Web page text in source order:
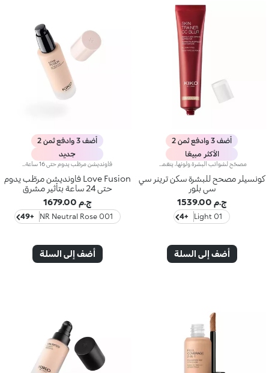
أضف 3 وادفع ثمن 2
الأكثر مبيعًا
كونسيلر مصحح للبشرة سكن ترينر سي
سي بلور
ج.م 1539.00
01 Light
+4
أضف إلى السلة
أضف 3 وادفع ثمن 2
جديد
Love Fusion فاونديشن مرطّب يدوم
حتى 24 ساعة بتأثير مشرق
ج.م 1679.00
001 NR Neutral Rose
+49
أضف إلى السلة